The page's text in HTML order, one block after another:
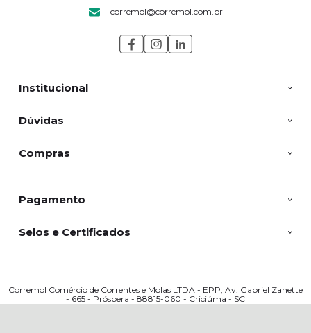
Institucional
Dúvidas
Compras
corremol@corremol.com.br
Pagamento
Selos e Certificados
Corremol Comércio de Correntes e Molas LTDA - EPP, Av. Gabriel Zanette
- 665 - Próspera - 88815-060 - Criciúma - SC